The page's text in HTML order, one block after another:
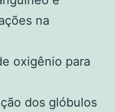
na
oxigênio para
dos glóbulos